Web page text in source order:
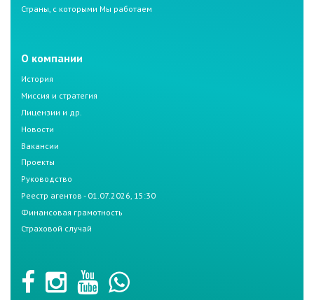
Страны, с которыми Мы работаем
О компании
История
Миссия и стратегия
Лицензии и др.
Новости
Вакансии
Проекты
Руководство
Реестр агентов - 01.07.2026, 15:30
Финансовая грамотность
Страховой случай